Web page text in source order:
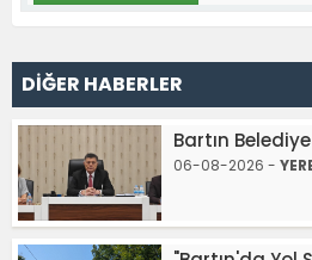
DİĞER HABERLER
Bartın
06-08-2026 -